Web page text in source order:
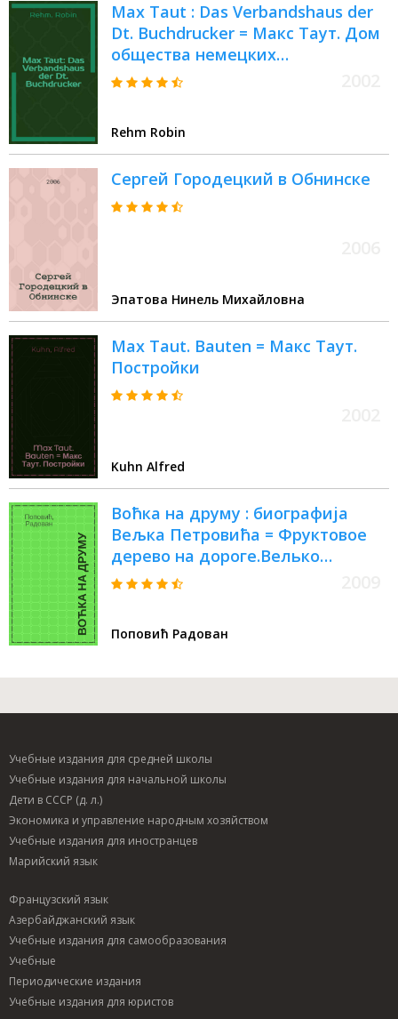
Max Taut : Das Verbandshaus der
Dt. Buchdrucker = Макс Таут. Дом
общества немецких
книгопечатников
Rehm Robin
Сергей Городецкий в Обнинске
Эпатова Нинель Михайловна
Max Taut. Bauten = Макс Таут.
Постройки
Kuhn Alfred
Воћка на друму : биографиjа
Вељка Петровића = Фруктовое
дерево на дороге.Велько
Петрович
Поповић Радован
Учебные издания для средней школы
Учебные издания для начальной школы
Дети в СССР (д. л.)
Экономика и управление народным хозяйством
Учебные издания для иностранцев
Марийский язык
Французский язык
Азербайджанский язык
Учебные издания для самообразования
Учебные
Периодические издания
Учебные издания для юристов